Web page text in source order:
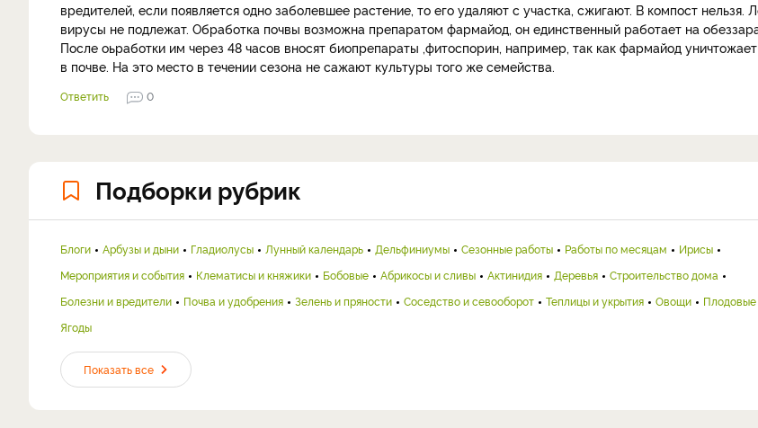
вредителей, если появляется одно заболевшее растение, то его удаляют с участка, сжигают. В компост нельзя.
вирусы не подлежат. Обработка почвы возможна препаратом фармайод, он единственный работает на
После оьработки им через 48 часов вносят биопрепараты ,фитоспорин, например, так как фармайод
в почве. На это место в течении сезона не сажают культуры того же семейства.
Ответить 0
Подборки рубрик
Блоги Арбузы и дыни Гладиолусы Лунный календарь Дельфиниумы Сезонные работы Работы по месяцам
Ирисы
Мероприятия и события
Клематисы и княжики Бобовые Абрикосы и сливы Актинидия Деревья
Строительство дома
Болезни и вредители
Почва и удобрения Зелень и пряности Соседство и севооборот Теплицы и укрытия Овощи
Плодовые
Ягоды
Показать все